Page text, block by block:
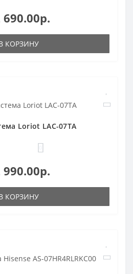
690.00р.
КОРЗИНУ
Loriot LAC-07TA
990.00р.
КОРЗИНУ